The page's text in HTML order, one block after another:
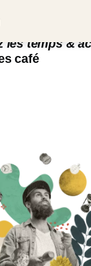
les temps &
café